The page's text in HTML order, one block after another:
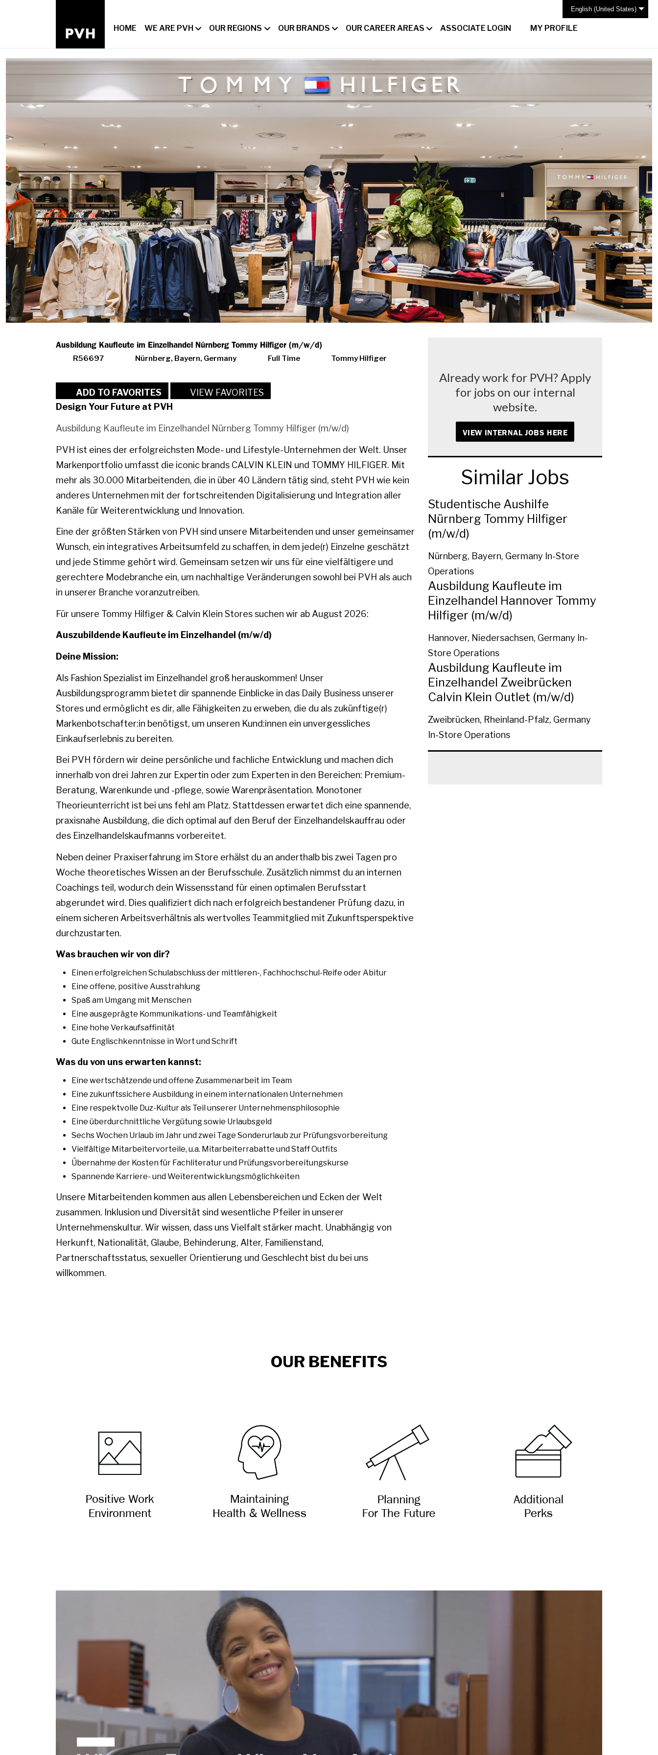
English (United States)
HOME WE ARE PVH OUR REGIONS OUR BRANDS OUR CAREER AREAS ASSOCIATE LOGIN MY PROFILE
Ausbildung Kaufleute im Einzelhandel Nürnberg Tommy Hilfiger (m/w/d)
R56697 Nürnberg, Bayern, Germany Full Time Tommy Hilfiger
ADD TO FAVORITES
VIEW FAVORITES
Design Your Future at PVH
Ausbildung Kaufleute im Einzelhandel Nürnberg Tommy Hilfiger (m/w/d)
PVH ist eines der erfolgreichsten Mode- und Lifestyle-Unternehmen der Welt. Unser
Markenportfolio umfasst die iconic brands CALVIN KLEIN und TOMMY HILFIGER. Mit
mehr als 30.000 Mitarbeitenden, die in über 40 Ländern tätig sind, steht PVH wie kein
anderes Unternehmen mit der fortschreitenden Digitalisierung und Integration aller
Kanäle für Weiterentwicklung und Innovation.
Eine der größten Stärken von PVH sind unsere Mitarbeitenden und unser gemeinsamer
Wunsch, ein integratives Arbeitsumfeld zu schaffen, in dem jede(r) Einzelne geschätzt
und jede Stimme gehört wird. Gemeinsam setzen wir uns für eine vielfältigere und
gerechtere Modebranche ein, um nachhaltige Veränderungen sowohl bei PVH als auch
in unserer Branche voranzutreiben.
Für unsere Tommy Hilfiger & Calvin Klein Stores suchen wir ab August 2026:
Auszubildende Kaufleute im Einzelhandel (m/w/d)
Deine Mission:
Als Fashion Spezialist im Einzelhandel groß herauskommen! Unser
Ausbildungsprogramm bietet dir spannende Einblicke in das Daily Business unserer
Stores und ermöglicht es dir, alle Fähigkeiten zu erweben, die du als zukünftige(r)
Markenbotschafter:in benötigst, um unseren Kund:innen ein unvergessliches
Einkaufserlebnis zu bereiten.
Bei PVH fördern wir deine persönliche und fachliche Entwicklung und machen dich
innerhalb von drei Jahren zur Expertin oder zum Experten in den Bereichen: Premium-
Beratung, Warenkunde und -pflege, sowie Warenpräsentation. Monotoner
Theorieunterricht ist bei uns fehl am Platz. Stattdessen erwartet dich eine spannende,
praxisnahe Ausbildung, die dich optimal auf den Beruf der Einzelhandelskauffrau oder
des Einzelhandelskaufmanns vorbereitet.
Neben deiner Praxiserfahrung im Store erhälst du an anderthalb bis zwei Tagen pro
Woche theoretisches Wissen an der Berufsschule. Zusätzlich nimmst du an internen
Coachings teil, wodurch dein Wissensstand für einen optimalen Berufsstart
abgerundet wird. Dies qualifiziert dich nach erfolgreich bestandener Prüfung dazu, in
einem sicheren Arbeitsverhältnis als wertvolles Teammitglied mit Zukunftsperspektive
durchzustarten.
Was brauchen wir von dir?
Einen erfolgreichen Schulabschluss der mittleren-, Fachhochschul-Reife oder Abitur
Eine offene, positive Ausstrahlung
Spaß am Umgang mit Menschen
Eine ausgeprägte Kommunikations- und Teamfähigkeit
Eine hohe Verkaufsaffinität
Gute Englischkenntnisse in Wort und Schrift
Was du von uns erwarten kannst:
Eine wertschätzende und offene Zusammenarbeit im Team
Eine zukunftssichere Ausbildung in einem internationalen Unternehmen
Eine respektvolle Duz-Kultur als Teil unserer Unternehmensphilosophie
Eine überdurchnittliche Vergütung sowie Urlaubsgeld
Sechs Wochen Urlaub im Jahr und zwei Tage Sonderurlaub zur Prüfungsvorbereitung
Vielfältige Mitarbeitervorteile, u.a. Mitarbeiterrabatte und Staff Outfits
Übernahme der Kosten für Fachliteratur und Prüfungsvorbereitungskurse
Spannende Karriere- und Weiterentwicklungsmöglichkeiten
Unsere Mitarbeitenden kommen aus allen Lebensbereichen und Ecken der Welt
zusammen. Inklusion und Diversität sind wesentliche Pfeiler in unserer
Unternehmenskultur. Wir wissen, dass uns Vielfalt stärker macht. Unabhängig von
Herkunft, Nationalität, Glaube, Behinderung, Alter, Familienstand,
Partnerschaftsstatus, sexueller Orientierung und Geschlecht bist du bei uns
willkommen.
Already work for PVH? Apply
for jobs on our internal
website.
VIEW INTERNAL JOBS HERE
Similar Jobs
Studentische Aushilfe
Nürnberg Tommy Hilfiger
(m/w/d)
Nürnberg, Bayern, Germany In-Store
Operations
Ausbildung Kaufleute im
Einzelhandel Hannover Tommy
Hilfiger (m/w/d)
Hannover, Niedersachsen, Germany In-
Store Operations
Ausbildung Kaufleute im
Einzelhandel Zweibrücken
Calvin Klein Outlet (m/w/d)
Zweibrücken, Rheinland-Pfalz, Germany
In-Store Operations
OUR BENEFITS